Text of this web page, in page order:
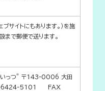
ブサイトにもあります。）を施
まで郵便で送ります。
いっつ” 〒143-0006 大田
6424-5101 FAX